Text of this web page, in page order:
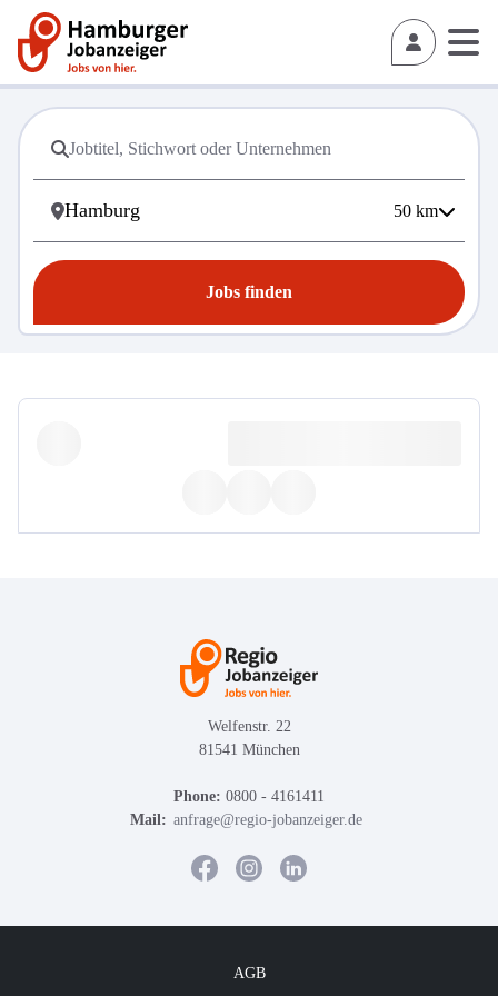
50 km
Jobs finden
Welfenstr. 22
81541 München
Phone: 0800 - 4161411
Mail: anfrage@regio-jobanzeiger.de
AGB